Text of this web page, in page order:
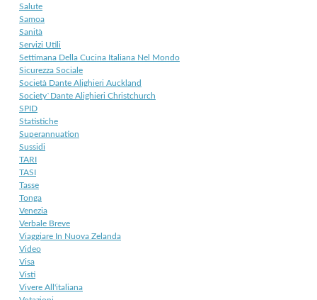
Salute
Samoa
Sanità
Servizi Utili
Settimana Della Cucina Italiana Nel Mondo
Sicurezza Sociale
Società Dante Alighieri Auckland
Society`Dante Alighieri Christchurch
SPID
Statistiche
Superannuation
Sussidi
TARI
TASI
Tasse
Tonga
Venezia
Verbale Breve
Viaggiare In Nuova Zelanda
Video
Visa
Visti
Vivere All'italiana